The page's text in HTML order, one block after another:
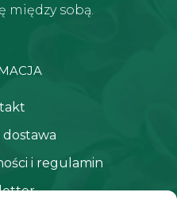
między sobą.
dostawa
i regulamin